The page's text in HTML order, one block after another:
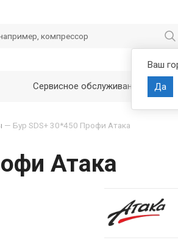
Ваш
Да
Сервисное обслуживание
— Бур SDS+ 30*450 Профи Атака
Атака